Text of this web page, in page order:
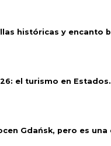
históricas y encanto
el turismo en
Gdańsk, pero es una